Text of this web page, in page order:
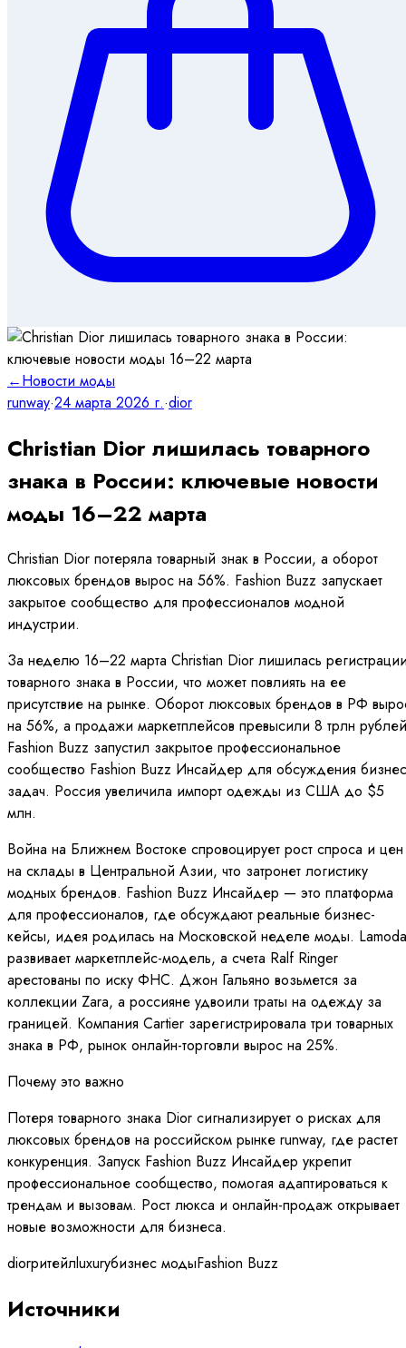
←Новости моды
runway·24 марта 2026 г.·dior
Christian Dior лишилась товарного
знака в России: ключевые новости
моды 16–22 марта
Christian Dior потеряла товарный знак в России, а оборот
люксовых брендов вырос на 56%. Fashion Buzz запускает
закрытое сообщество для профессионалов модной
индустрии.
За неделю 16–22 марта Christian Dior лишилась
товарного знака в России, что может повлиять на ее
присутствие на рынке. Оборот люксовых брендов в РФ
на 56%, а продажи маркетплейсов превысили 8 трлн
Fashion Buzz запустил закрытое профессиональное
сообщество Fashion Buzz Инсайдер для обсуждения
задач. Россия увеличила импорт одежды из США до $5
млн.
Война на Ближнем Востоке спровоцирует рост спроса и цен
на склады в Центральной Азии, что затронет логистику
модных брендов. Fashion Buzz Инсайдер — это платформа
для профессионалов, где обсуждают реальные бизнес-
кейсы, идея родилась на Московской неделе моды. Lamoda
развивает маркетплейс-модель, а счета Ralf Ringer
арестованы по иску ФНС. Джон Гальяно возьмется за
коллекции Zara, а россияне удвоили траты на одежду за
границей. Компания Cartier зарегистрировала три товарных
знака в РФ, рынок онлайн-торговли вырос на 25%.
Почему это важно
Потеря товарного знака Dior сигнализирует о рисках для
люксовых брендов на российском рынке runway, где растет
конкуренция. Запуск Fashion Buzz Инсайдер укрепит
профессиональное сообщество, помогая адаптироваться к
трендам и вызовам. Рост люкса и онлайн-продаж открывает
новые возможности для бизнеса.
diorритейлluxuryбизнес модыFashion Buzz
Источники